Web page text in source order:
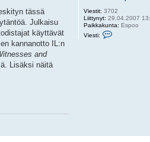
Viestit: 3702
Liittynyt: 29.04.2007
Paikkakunta: Espoo
Viesti:
e
tässä
Julkaisu
käyttävät
kannanotto IL:n
and
Lisäksi näitä